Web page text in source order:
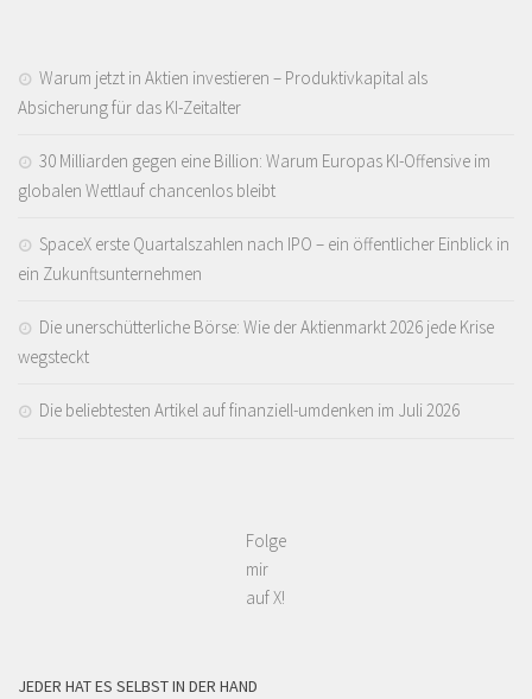
Warum jetzt in Aktien investieren – Produktivkapital als
Absicherung für das KI-Zeitalter
30 Milliarden gegen eine Billion: Warum Europas KI-Offensive im
globalen Wettlauf chancenlos bleibt
SpaceX erste Quartalszahlen nach IPO – ein öffentlicher Einblick in
ein Zukunftsunternehmen
Die unerschütterliche Börse: Wie der Aktienmarkt 2026 jede Krise
wegsteckt
Die beliebtesten Artikel auf finanziell-umdenken im Juli 2026
Folge
mir
auf X!
JEDER HAT ES SELBST IN DER HAND